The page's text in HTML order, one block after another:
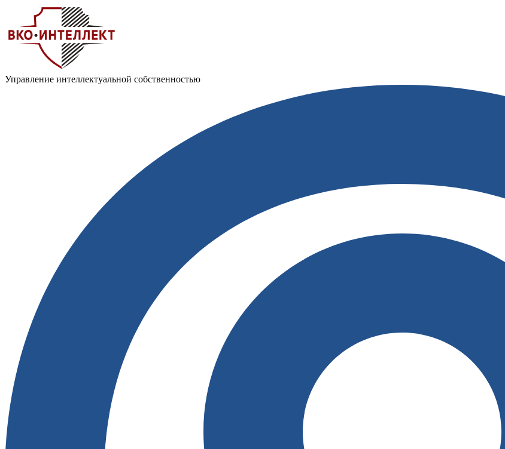
Управление интеллектуальной собственностью